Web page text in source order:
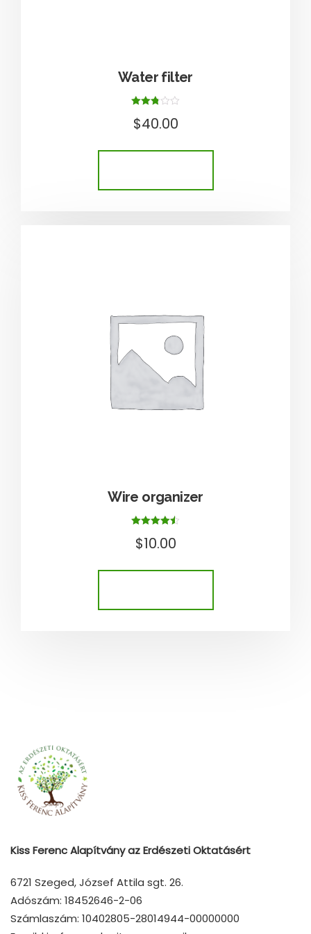
Water filter
2.75
/ 5
$40.00
Wire organizer
/ 5
$10.00
Kiss Ferenc Alapítvány az Erdészeti Oktatásért
6721 Szeged, József Attila sgt. 26.
Adószám: 18452646-2-06
Számlaszám: 10402805-28014944-00000000